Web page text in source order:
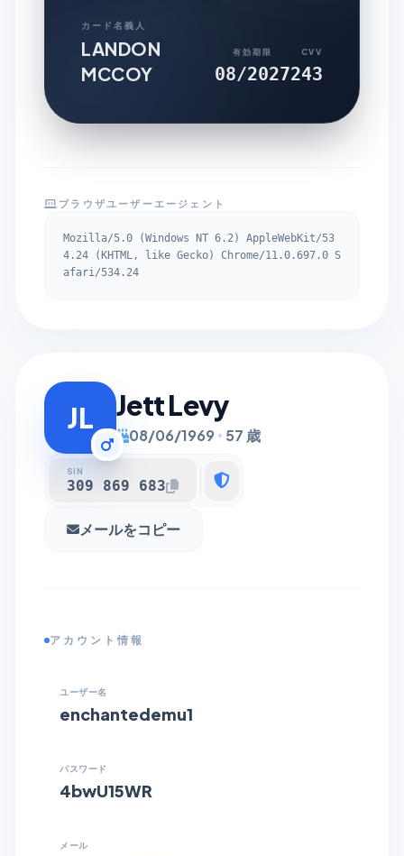
カード名義人
LANDON
MCCOY
有効期限
08/2027
CVV
243
ブラウザユーザーエージェント
Mozilla/5.0 (Windows NT 6.2) AppleWebKit/53
4.24 (KHTML, like Gecko) Chrome/11.0.697.0 S
afari/534.24
JL Jett Levy
08/06/1969 57 歳
SIN
309 869 683
メールをコピー
アカウント情報
ユーザー名
enchantedemu1
パスワード
4bwU15WR
メール